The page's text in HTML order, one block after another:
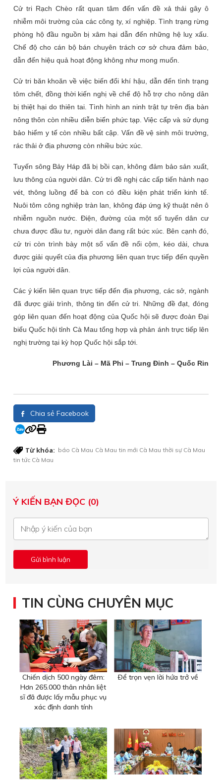
Cử tri Rạch Chèo rất quan tâm đến vấn đề xả thải gây ô
nhiễm môi trường của các công ty, xí nghiệp. Tình trạng rừng
phòng hộ đầu nguồn bị xâm hại dẫn đến những hệ luỵ xấu.
Chế độ cho cán bộ bán chuyên trách cơ sở chưa đảm bảo,
dẫn đến hiệu quả hoạt động không như mong muốn.
Cử tri băn khoăn về việc biến đổi khí hậu, dẫn đến tình trạng
tôm chết, đồng thời kiến nghị về chế độ hỗ trợ cho nông dân
bị thiệt hại do thiên tai. Tình hình an ninh trật tự trên địa bàn
nông thôn còn nhiều diễn biến phức tạp. Việc cấp và sử dụng
bảo hiểm y tế còn nhiều bất cập. Vấn đề vệ sinh môi trường,
rác thải ở địa phương còn nhiều bức xúc.
Tuyến sông Bảy Háp đã bị bồi cạn, không đảm bảo sản xuất,
lưu thông của người dân. Cử tri đề nghị các cấp tiến hành nạo
vét, thông luồng để bà con có điều kiện phát triển kinh tế.
Nuôi tôm công nghiệp tràn lan, không đáp ứng kỹ thuật nên ô
nhiễm nguồn nước. Điện, đường của một số tuyến dân cư
chưa được đầu tư, người dân đang rất bức xúc. Bên cạnh đó,
cử tri còn trình bày một số vấn đề nổi cộm, kéo dài, chưa
được giải quyết của địa phương liên quan trực tiếp đến quyền
lợi của người dân.
Các ý kiến liên quan trực tiếp đến địa phương, các sở, ngành
đã được giải trình, thông tin đến cử tri. Những đề đạt, đóng
góp liên quan đến hoạt động của Quốc hội sẽ được đoàn Đại
biểu Quốc hội tỉnh Cà Mau tổng hợp và phản ánh trực tiếp lên
nghị trường tại kỳ họp Quốc hội sắp tới.
Phương Lài – Mã Phi – Trung Đỉnh – Quốc Rin
Chia sẻ Facebook
Từ khóa: báo Cà Mau Cà Mau tin mới Cà Mau thời sự Cà Mau
tin tức Cà Mau
Ý KIẾN BẠN ĐỌC (0)
TIN CÙNG CHUYÊN MỤC
Chiến dịch 500 ngày đêm:
Hơn 265.000 thân nhân liệt
sĩ đã được lấy mẫu phục vụ
xác định danh tính
Ðể trọn vẹn lời hứa trở về